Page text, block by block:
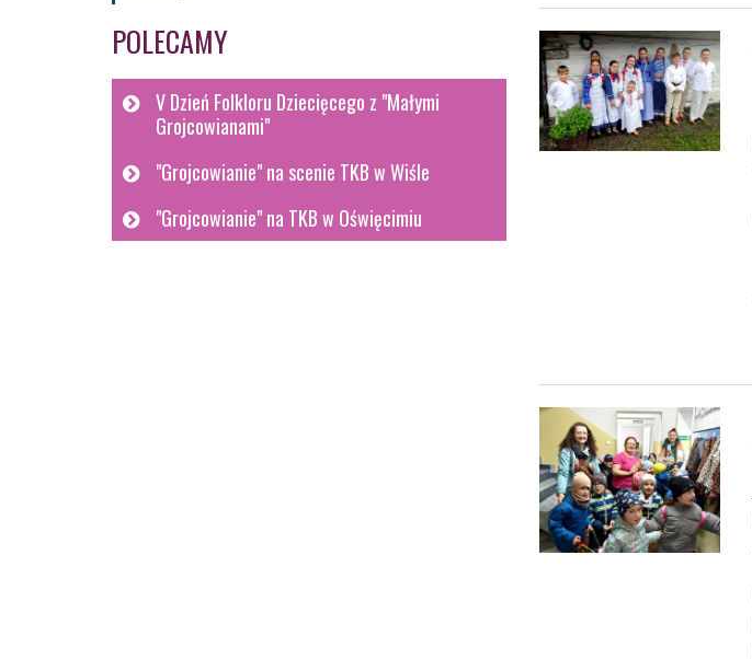
POLECAMY
V Dzień Folkloru Dziecięcego z "Małymi
Grojcowianami"
"Grojcowianie" na scenie TKB w Wiśle
"Grojcowianie" na TKB w Oświęcimiu